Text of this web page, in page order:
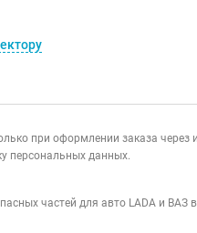
при оформлении заказа через
персональных данных.
частей для авто LADA и